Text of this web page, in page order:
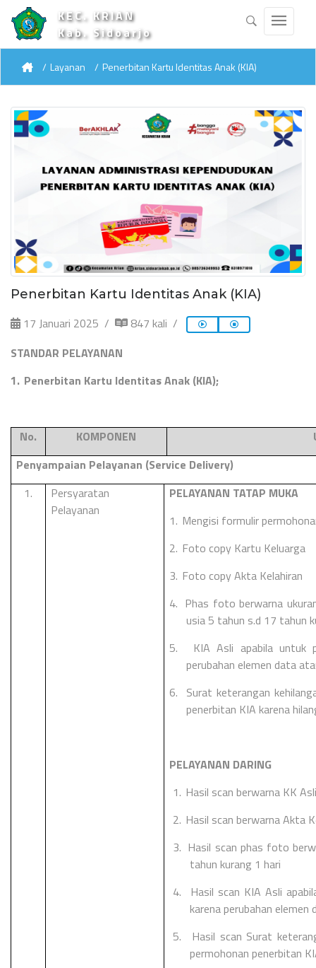
KEC. KRIAN
Kab. Sidoarjo
Layanan Penerbitan Kartu Identitas Anak (KIA)
Penerbitan Kartu Identitas Anak (KIA)
17 Januari 2025
847 kali
STANDAR PELAYANAN
1. Penerbitan Kartu Identitas Anak (KIA);
No. KOMPONEN
Penyampaian Pelayanan (Service Delivery)
1.
Persyaratan
Pelayanan
PELAYANAN TATAP MUKA
1. Mengisi formulir
2. Foto copy Kartu Keluarga
3. Foto copy Akta Kelahiran
4. Phas foto berwarna
usia 5 tahun s.d 17 tahun
5.
KIA Asli apabila untuk
perubahan elemen data
6. Surat keterangan
penerbitan KIA karena
PELAYANAN DARING
1. Hasil scan berwarna KK
2. Hasil scan berwarna Akta
3. Hasil scan phas foto
tahun kurang 1 hari
4.
Hasil scan KIA Asli
karena perubahan
5.
Hasil scan Surat
permohonan penerbitan